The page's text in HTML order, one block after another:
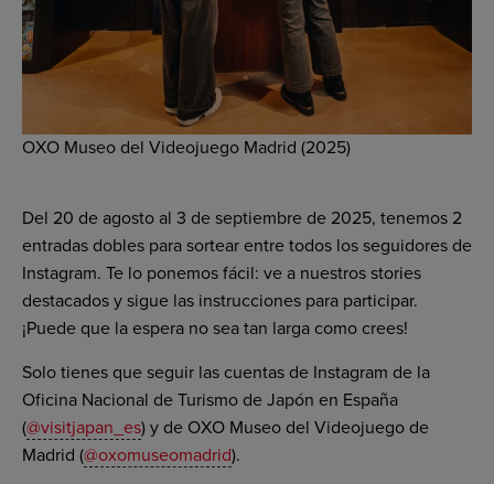
OXO Museo del Videojuego Madrid (2025)
Del 20 de agosto al 3 de septiembre de 2025, tenemos 2
entradas dobles para sortear entre todos los seguidores de
Instagram. Te lo ponemos fácil: ve a nuestros stories
destacados y sigue las instrucciones para participar.
¡Puede que la espera no sea tan larga como crees!
Solo tienes que seguir las cuentas de Instagram de la
Oficina Nacional de Turismo de Japón en España
(@visitjapan_es) y de OXO Museo del Videojuego de
Madrid (@oxomuseomadrid).